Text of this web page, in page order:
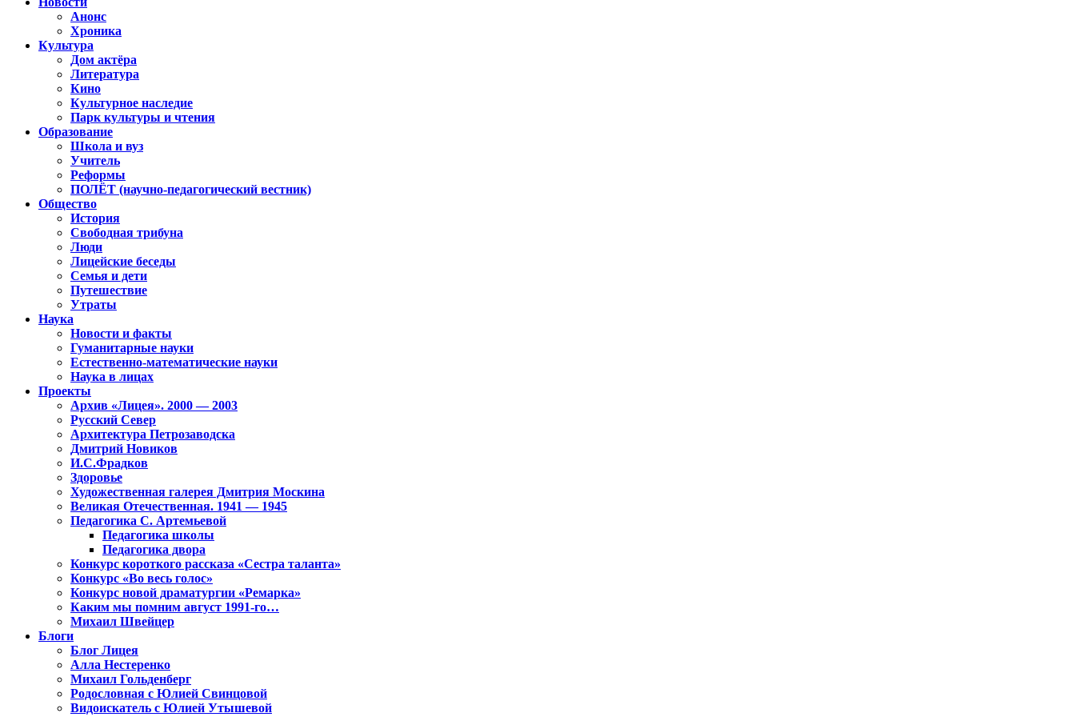
Анонс
Хроника
Культура
Дом актёра
Литература
Кино
Культурное наследие
Парк культуры и чтения
Образование
Школа и вуз
Учитель
Реформы
ПОЛЁТ (научно-педагогический вестник)
Общество
История
Свободная трибуна
Люди
Лицейские беседы
Семья и дети
Путешествие
Утраты
Наука
Новости и факты
Гуманитарные науки
Естественно-математические науки
Наука в лицах
Проекты
Архив «Лицея». 2000 — 2003
Русский Север
Архитектура Петрозаводска
Дмитрий Новиков
И.С.Фрадков
Здоровье
Художественная галерея Дмитрия Москина
Великая Отечественная. 1941 — 1945
Педагогика С. Артемьевой
Педагогика школы
Педагогика двора
Конкурс короткого рассказа «Сестра таланта»
Конкурс «Во весь голос»
Конкурс новой драматургии «Ремарка»
Каким мы помним август 1991-го…
Михаил Швейцер
Блоги
Блог Лицея
Алла Нестеренко
Михаил Гольденберг
Родословная с Юлией Свинцовой
Видоискатель с Юлией Утышевой